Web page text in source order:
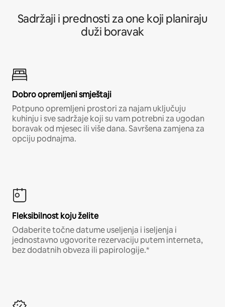
Sadržaji i prednosti za one koji planiraju
duži boravak
Dobro opremljeni smještaji
Potpuno opremljeni prostori za najam uključuju
kuhinju i sve sadržaje koji su vam potrebni za ugodan
boravak od mjesec ili više dana. Savršena zamjena za
opciju podnajma.
Fleksibilnost koju želite
Odaberite točne datume useljenja i iseljenja i
jednostavno ugovorite rezervaciju putem interneta,
bez dodatnih obveza ili papirologije.*